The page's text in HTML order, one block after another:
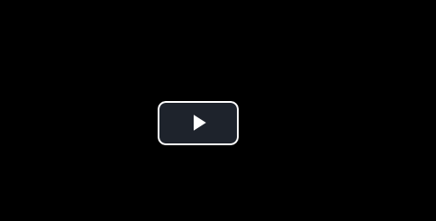
Play